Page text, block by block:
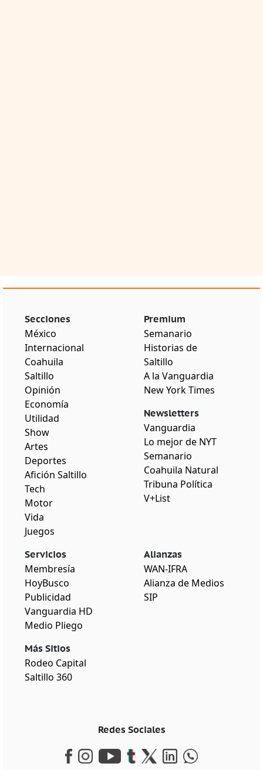
Secciones
México
Internacional
Coahuila
Saltillo
Opinión
Economía
Utilidad
Show
Artes
Deportes
Afición Saltillo
Tech
Motor
Vida
Juegos
Premium
Semanario
Historias de
Saltillo
A la Vanguardia
New York Times
Newsletters
Vanguardia
Lo mejor de NYT
Semanario
Coahuila Natural
Tribuna Política
V+List
Servicios
Membresía
HoyBusco
Publicidad
Vanguardia HD
Medio Pliego
Más Sitios
Rodeo Capital
Saltillo 360
Alianzas
WAN-IFRA
Alianza de Medios
SIP
Redes Sociales